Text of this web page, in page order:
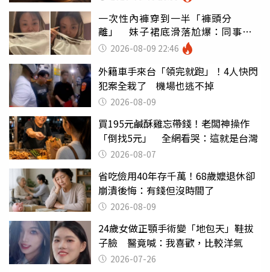
一次性內褲穿到一半「褲頭分
離」 妹子裙底滑落尬爆：同事全
看光2026-08-09 22:46
外籍車手來台「領完就跑」！4人快閃
犯案全栽了 機場也逃不掉
2026-08-09
買195元鹹酥雞忘帶錢！老闆神操作
「倒找5元」 全網看哭：這就是台灣
2026-08-07
省吃儉用40年存千萬！68歲嬤退休卻
崩潰後悔：有錢但沒時間了
2026-08-09
24歲女做正顎手術變「地包天」鞋拔
子臉 醫竟喊：我喜歡，比較洋氣
2026-07-26